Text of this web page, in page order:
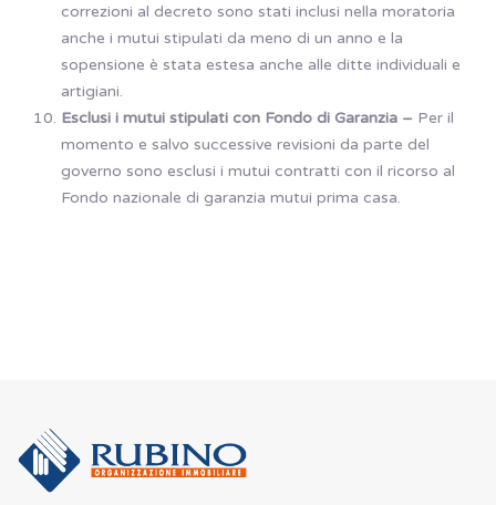
correzioni al decreto sono stati inclusi nella moratoria
anche i mutui stipulati da meno di un anno e la
sopensione è stata estesa anche alle ditte individuali e
artigiani.
Esclusi i mutui stipulati con Fondo di Garanzia – Per il
momento e salvo successive revisioni da parte del
governo sono esclusi i mutui contratti con il ricorso al
Fondo nazionale di garanzia mutui prima casa.